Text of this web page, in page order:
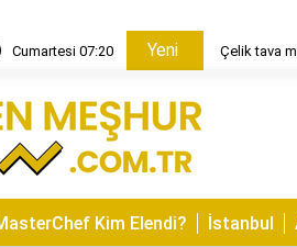
Cumartesi 07:20 Yeni Çelik tava
Kim Elendi? İstanbul